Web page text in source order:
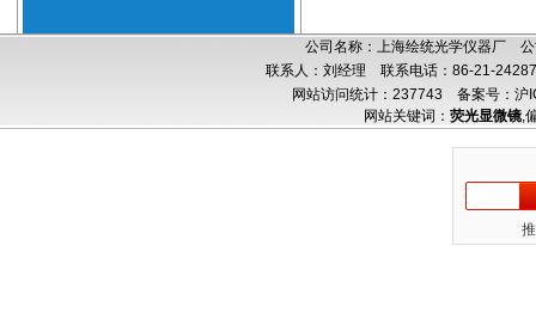
公司名称：上海绘统光学仪器厂
联系人：刘经理 联系电话：86-21-
网站访问统计：237743 备案号：沪
网站关键词： 荧光显微镜,